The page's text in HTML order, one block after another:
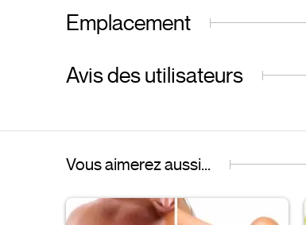
Emplacement
Avis des utilisateurs
Vous aimerez aussi...